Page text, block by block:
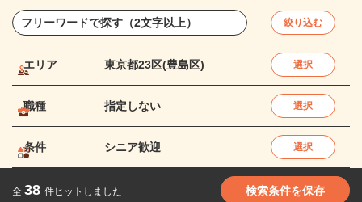
絞り込む
エリア 東京都23区(豊島区) 選択
職種 指定しない 選択
条件 シニア歓迎 選択
全 38 件ヒットしました 検索条件を保存